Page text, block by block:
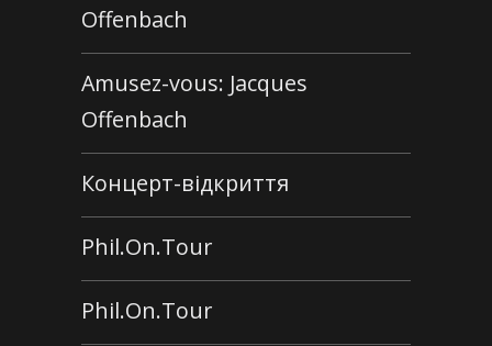
Offenbach
Amusez-vous: Jacques
Offenbach
Концерт-відкриття
Phil.On.Tour
Phil.On.Tour